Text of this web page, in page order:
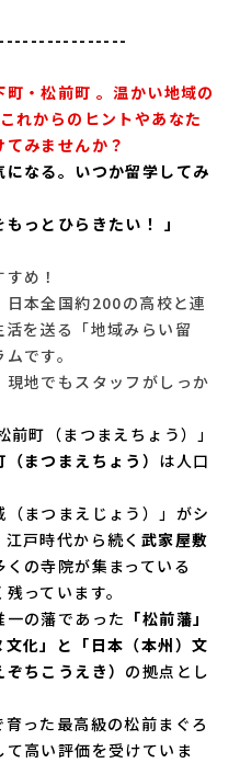
・松前町 。温かい地域の
れからのヒントやあなた
みませんか？
になる。いつか留学してみ
っとひらきたい！ 」
め！
日本全国約200の高校と連
を送る「地域みらい留
です。
地でもスタッフがしっか
町（まつまえちょう）」
（まつまえちょう） は人口
まつまえじょう）」がシ
戸時代から続く 武家屋敷
くの寺院が集まっている
っています。
の藩であった 「松前藩」
化」と「日本（本州）文
ちこうえき） の拠点とし
った最高級の松前まぐろ
て高い評価を受けていま